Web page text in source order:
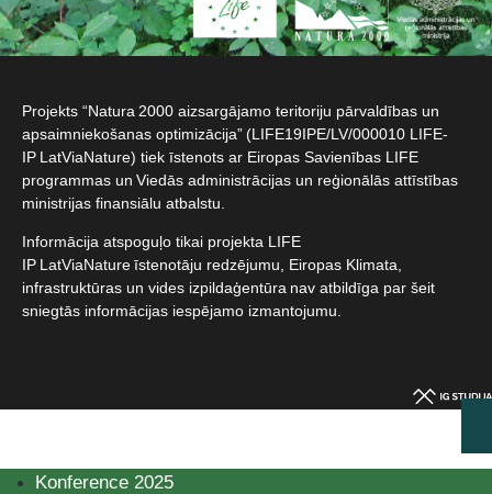
Projekts “Natura 2000 aizsargājamo teritoriju pārvaldības un
apsaimniekošanas optimizācija” (LIFE19IPE/LV/000010 LIFE-
IP LatViaNature) tiek īstenots ar Eiropas Savienības LIFE
programmas un Viedās administrācijas un reģionālās attīstības
ministrijas finansiālu atbalstu.​
Informācija atspoguļo tikai projekta LIFE
IP LatViaNature īstenotāju redzējumu, Eiropas Klimata,
infrastruktūras un vides izpildaģentūra nav atbildīga par šeit
sniegtās informācijas iespējamo izmantojumu.​
Konference 2025